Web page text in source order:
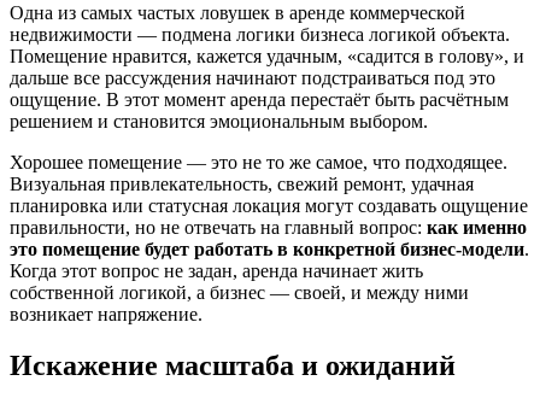
Одна из самых частых ловушек в аренде коммерческой
недвижимости — подмена логики бизнеса логикой объекта.
Помещение нравится, кажется удачным, «садится в голову», и
дальше все рассуждения начинают подстраиваться под это
ощущение. В этот момент аренда перестаёт быть расчётным
решением и становится эмоциональным выбором.
Хорошее помещение — это не то же самое, что подходящее.
Визуальная привлекательность, свежий ремонт, удачная
планировка или статусная локация могут создавать ощущение
правильности, но не отвечать на главный вопрос: как именно
это помещение будет работать в конкретной бизнес-модели.
Когда этот вопрос не задан, аренда начинает жить
собственной логикой, а бизнес — своей, и между ними
возникает напряжение.
Искажение масштаба и ожиданий